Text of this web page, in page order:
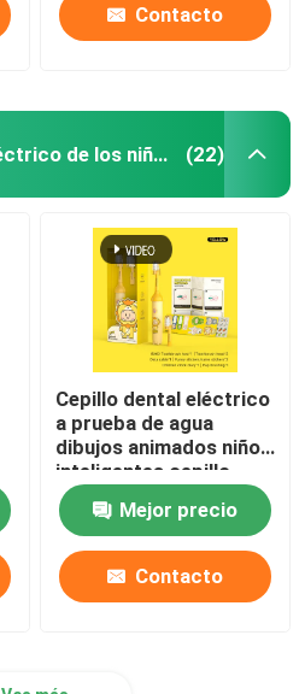
Contacto
Cepillo de dientes eléctrico de los niños (22)
Cepillo dental eléctrico
a prueba de agua
dibujos animados niños
inteligentes cepillo
dental automático
cepillo dentalMejor precio
Contacto